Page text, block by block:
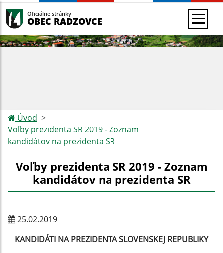
Oficiálne stránky
OBEC RADZOVCE
Úvod
Voľby prezidenta SR 2019 - Zoznam
kandidátov na prezidenta SR
Voľby prezidenta SR 2019 - Zoznam
kandidátov na prezidenta SR
25.02.2019
KANDIDÁTI NA PREZIDENTA SLOVENSKEJ REPUBLIKY